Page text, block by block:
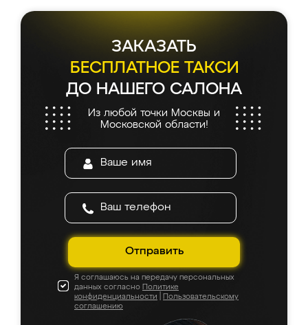
ЗАКАЗАТЬ
БЕСПЛАТНОЕ ТАКСИ
ДО НАШЕГО САЛОНА
Из любой точки Москвы и
Московской области!
Отправить
Я соглашаюсь на передачу персональных
данных согласно Политике
конфиденциальности
Пользовательскому
соглашению